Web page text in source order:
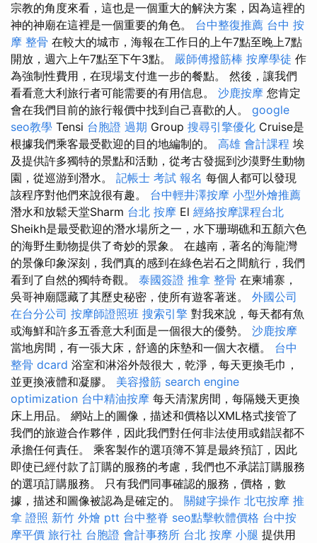
宗教的角度來看，這也是一個重大的解決方案，因為這裡的
神的神廟在這裡是一個重要的角色。 台中整復推薦 台中 按
摩 整骨 在較大的城市，海報在工作日的上午7點至晚上7點
開放，週六上午7點至下午3點。 嚴師傅撥筋棒 按摩學徒 作
為強制性費用，在現場支付進一步的餐點。 然後，讓我們
看看意大利旅行者可能需要的有用信息。 沙鹿按摩 您肯定
會在我們目前的旅行報價中找到自己喜歡的人。 google
seo教學 Tensi 台胞證 過期 Group 搜尋引擎優化 Cruise是
根據我們乘客最受歡迎的目的地編制的。 高雄 會計課程 埃
及提供許多獨特的景點和活動，從考古發掘到沙漠野生動物
園，從巡游到潛水。 記帳士 考試 報名 每個人都可以發現
該程序對他們來說很有趣。 台中輕井澤按摩 小型外燴推薦
潛水和放鬆天堂Sharm 台北 按摩 El 經絡按摩課程台北
Sheikh是最受歡迎的潛水場所之一，水下珊瑚礁和五顏六色
的海野生動物提供了奇妙的景象。 在越南，著名的海龍灣
的景像印象深刻，我們真的感到在綠色岩石之間航行，我們
看到了自然的獨特奇觀。 泰國簽證 推拿 整骨 在柬埔寨，
吳哥神廟隱藏了其歷史秘密，使所有遊客著迷。 外國公司
在台分公司 按摩師證照班 搜索引擎 對我來說，每天都有魚
或海鮮和許多五香意大利面是一個很大的優勢。 沙鹿按摩
當地房間，有一張大床，舒適的床墊和一個大衣櫃。 台中
整骨 dcard 浴室和淋浴外殼很大，乾淨，每天更換毛巾，
並更換液體和凝膠。 美容撥筋 search engine
optimization 台中精油按摩 每天清潔房間，每隔幾天更換
床上用品。 網站上的圖像，描述和價格以XML格式接管了
我們的旅遊合作夥伴，因此我們對任何非法使用或錯誤都不
承擔任何責任。 乘客製作的選項簿不算是最終預訂，因此
即使已經付款了訂購的服務的考慮，我們也不承諾訂購服務
的選項訂購服務。 只有我們同事確認的服務，價格，數
據，描述和圖像被認為是確定的。 關鍵字操作 北屯按摩 推
拿 證照 新竹 外燴 ptt 台中整脊 seo點擊軟體價格 台中按
摩平價 旅行社 台胞證 會計事務所 台北 按摩 小腿 提供用